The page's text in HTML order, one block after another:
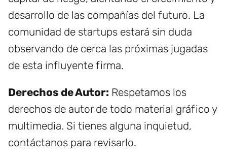
desarrollo de las compañías del futuro. La
comunidad de startups estará sin duda
observando de cerca las próximas jugadas
de esta influyente firma.
Derechos de Autor: Respetamos los
derechos de autor de todo material gráfico y
multimedia. Si tienes alguna inquietud,
contáctanos para revisarlo.